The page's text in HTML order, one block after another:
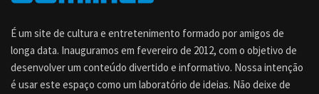
É um site de cultura e entretenimento formado por amigos de
longa data. Inauguramos em fevereiro de 2012, com o objetivo de
desenvolver um conteúdo divertido e informativo. Nossa intenção
é usar este espaço como um laboratório de ideias. Não deixe de